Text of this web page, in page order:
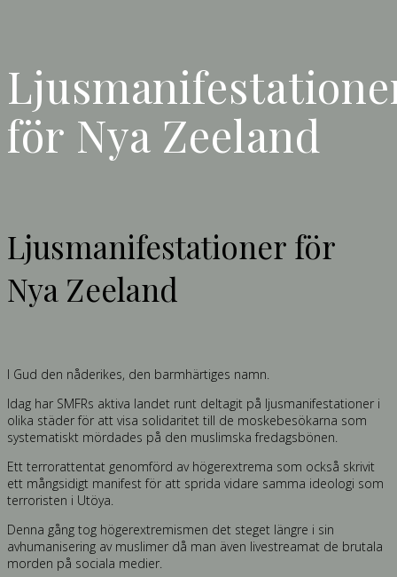
för Nya Zeeland
Ljusmanifestationer för
Nya Zeeland
I Gud den nåderikes, den barmhärtiges namn.
Idag har SMFRs aktiva landet runt deltagit på ljusmanifestationer i
olika städer för att visa solidaritet till de moskebesökarna som
systematiskt mördades på den muslimska fredagsbönen.
Ett terrorattentat genomförd av högerextrema som också skrivit
ett mångsidigt manifest för att sprida vidare samma ideologi som
terroristen i Utöya.
Denna gång tog högerextremismen det steget längre i sin
avhumanisering av muslimer då man även livestreamat de brutala
morden på sociala medier.